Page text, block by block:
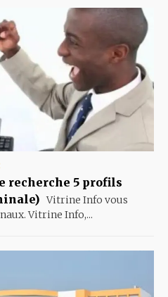
recherche 5 profils
Vitrine Info vous
Vitrine Info,...